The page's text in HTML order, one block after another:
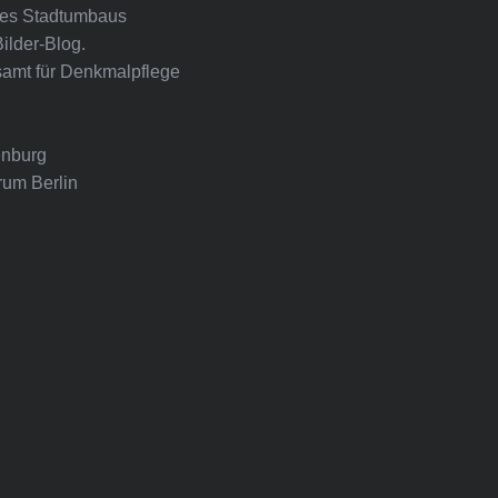
Stadtumbaus
Blog.
für Denkmalpflege
Berlin